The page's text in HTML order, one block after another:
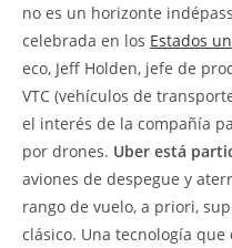
no es un horizonte
celebrada en los Estados
eco, Jeff Holden, jefe de
VTC (vehículos de
el interés de la compañía
por drones. Uber está
aviones de despegue y
rango de vuelo, a priori,
clásico. Una tecnología